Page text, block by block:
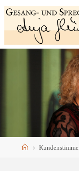
Skip
content
Home